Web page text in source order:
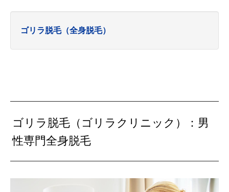
ゴリラ脱毛（全身脱毛）
ゴリラ脱毛（ゴリラクリニック）：男
性専門全身脱毛